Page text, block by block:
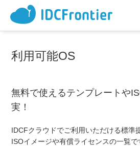
利用可能OS
無料で使えるテンプレートや
実！
IDCFクラウドでご利用いただける標準
ISOイメージや有償ライセンスの一覧